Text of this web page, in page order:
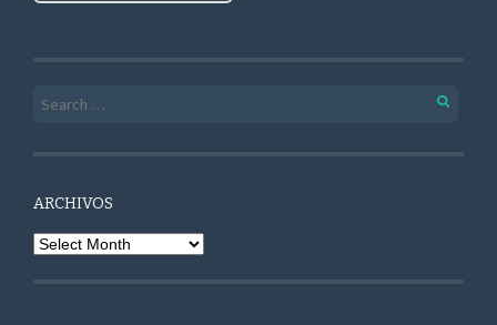
Search for:
ARCHIVOS
Archivos